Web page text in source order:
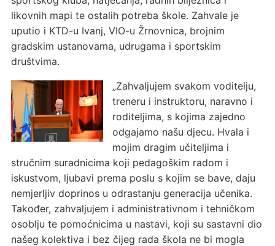
likovnih mapi te ostalih potreba škole. Zahvale je
uputio i KTD-u Ivanj, VIO-u Žrnovnica, brojnim
gradskim ustanovama, udrugama i sportskim
društvima.
„Zahvaljujem svakom voditelju,
treneru i instruktoru, naravno i
roditeljima, s kojima zajedno
odgajamo našu djecu. Hvala i
mojim dragim učiteljima i
stručnim suradnicima koji pedagoškim radom i
iskustvom, ljubavi prema poslu s kojim se bave, daju
nemjerljiv doprinos u odrastanju generacija učenika.
Također, zahvaljujem i administrativnom i tehničkom
osoblju te pomoćnicima u nastavi, koji su sastavni dio
našeg kolektiva i bez čijeg rada škola ne bi mogla